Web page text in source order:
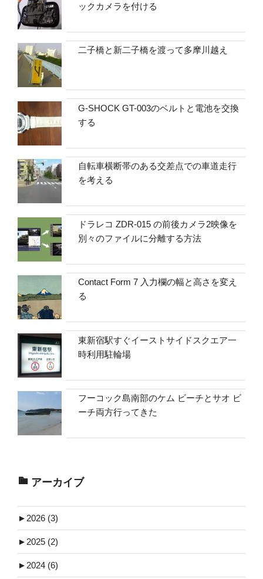
ックカメラを付ける
二子橋と新二子橋を渡って多摩川越え
G-SHOCK GT-003のベルトと電池を交換
する
自転車横断帯のある交差点での車道走行
を考える
ドラレコ ZDR-015 の前後カメラ2映像を
別々のファイルに分離する方法
Contact Form 7 入力欄の幅と高さを変え
る
東新宿駅すぐイーストサイドスクエア一
時利用駐輪場
フーコック島南部のケム ビーチとサオ ビ
ーチ両方行ってきた
アーカイブ
► 2026 (3)
► 2025 (2)
► 2024 (6)